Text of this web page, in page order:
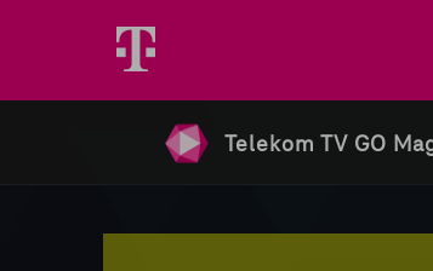
Telekom TV GO